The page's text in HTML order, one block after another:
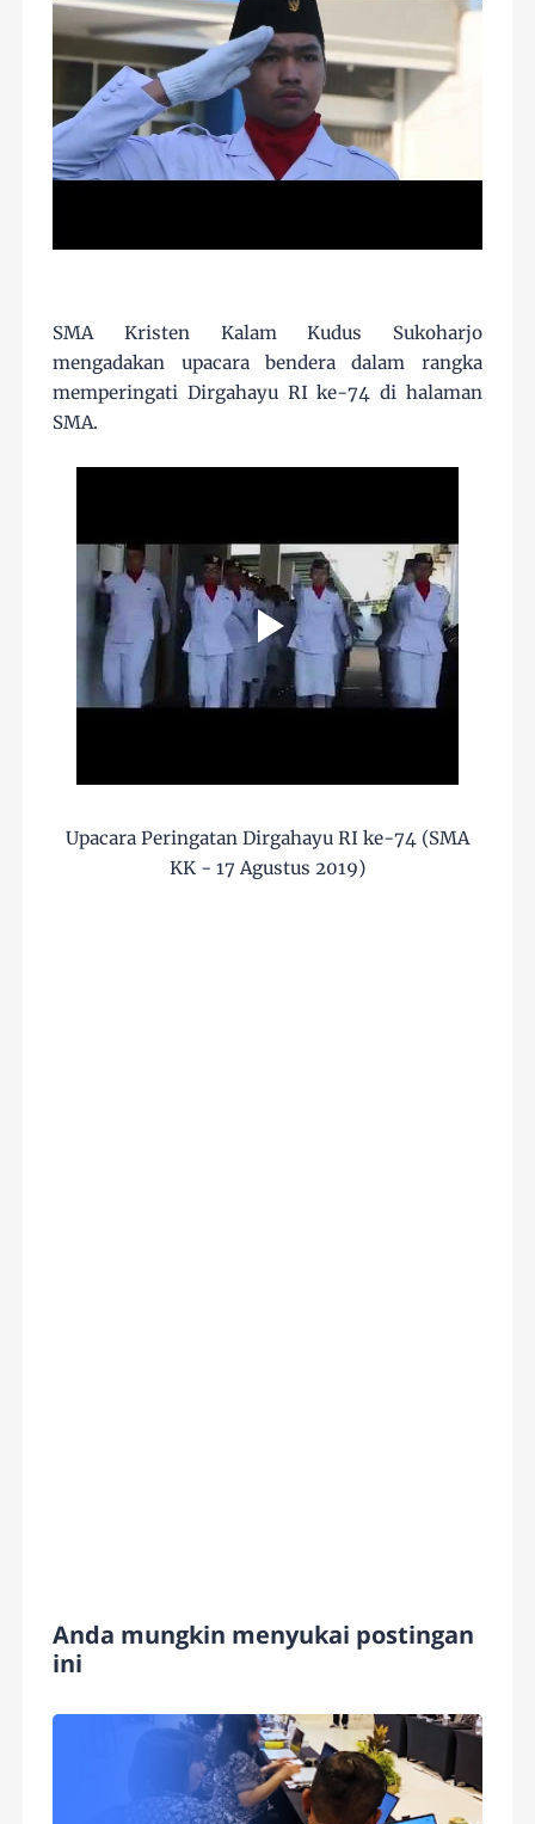
SMA Kristen Kalam Kudus Sukoharjo
mengadakan upacara bendera dalam rangka
memperingati Dirgahayu RI ke-74 di halaman
SMA.
Upacara Peringatan Dirgahayu RI ke-74 (SMA
KK - 17 Agustus 2019)
Anda mungkin menyukai postingan
ini